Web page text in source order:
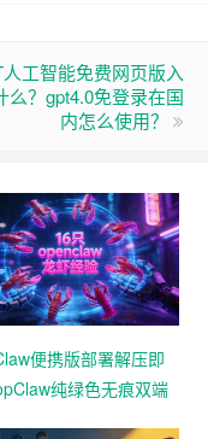
工智能免费网页版入
么？gpt4.0免登录在国
内怎么使用？
便携版部署解压即
纯绿色无痕双端